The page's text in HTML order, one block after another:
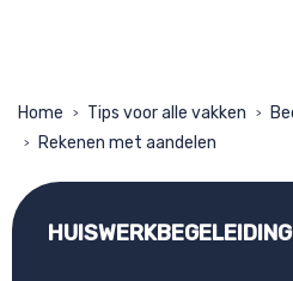
Home > Tips voor alle vakken >
> Rekenen met aandelen
HUISWERKBEGELEIDING